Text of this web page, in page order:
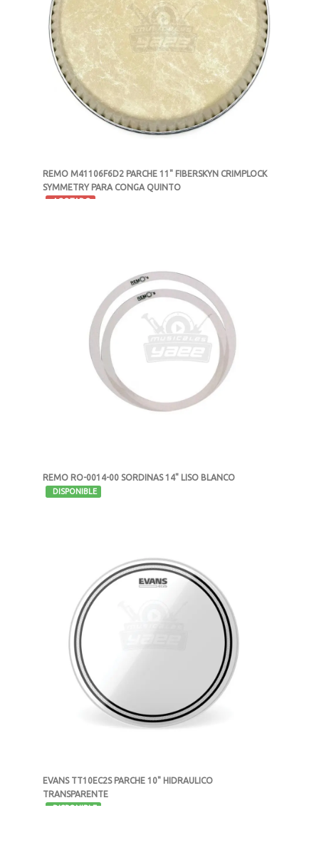
REMO M41106F6D2 PARCHE 11" FIBERSKYN CRIMPLOCK
SYMMETRY PARA CONGA QUINTO
AGOTADO
REMO RO-0014-00 SORDINAS 14" LISO BLANCO
DISPONIBLE
EVANS TT10EC2S PARCHE 10" HIDRAULICO
TRANSPARENTE
DISPONIBLE